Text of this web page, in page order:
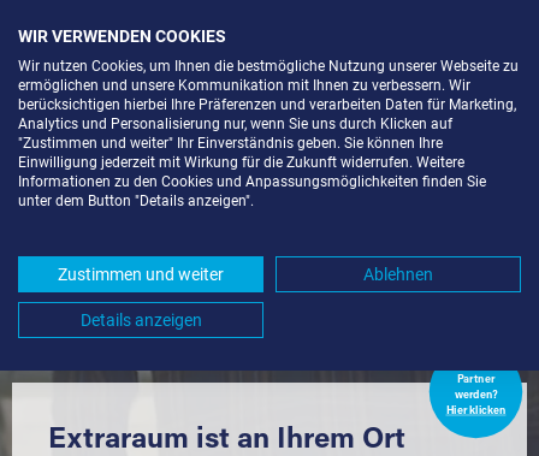
LAGERRAUM MIETEN IN
UMGEBUNG *
Komfortabel einlagern mit Extraraum
Partner
werden?
Hier klicken
Extraraum ist an Ihrem Ort
WIR VERWENDEN COOKIES
Wir nutzen Cookies, um Ihnen die bestmögliche Nutzung unserer Webseite zu
ermöglichen und unsere Kommunikation mit Ihnen zu verbessern. Wir
berücksichtigen hierbei Ihre Präferenzen und verarbeiten Daten für Marketing,
Analytics und Personalisierung nur, wenn Sie uns durch Klicken auf
"Zustimmen und weiter" Ihr Einverständnis geben. Sie können Ihre
Einwilligung jederzeit mit Wirkung für die Zukunft widerrufen. Weitere
Informationen zu den Cookies und Anpassungsmöglichkeiten finden Sie
unter dem Button "Details anzeigen".
Zustimmen und weiter Ablehnen
Details anzeigen